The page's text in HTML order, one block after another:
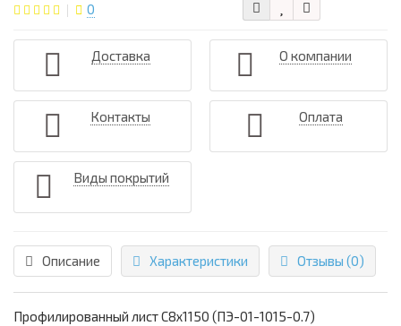
0
Доставка О компании
Контакты Оплата
Виды покрытий
Описание Характеристики Отзывы (0)
Профилированный лист С8х1150 (ПЭ-01-1015-0.7)